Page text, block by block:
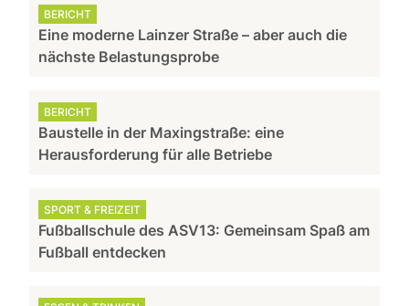
BERICHT
Eine moderne Lainzer Straße – aber auch die
nächste Belastungsprobe
BERICHT
Baustelle in der Maxingstraße: eine
Herausforderung für alle Betriebe
SPORT & FREIZEIT
Fußballschule des ASV13: Gemeinsam Spaß am
Fußball entdecken